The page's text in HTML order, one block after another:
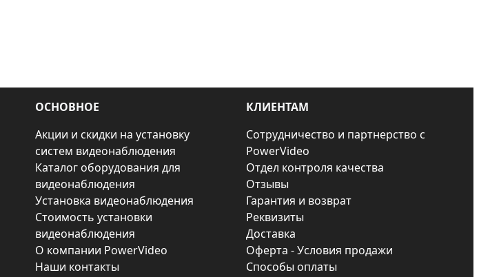
ОСНОВНОЕ
Акции и скидки на установку
систем видеонаблюдения
Каталог оборудования для
видеонаблюдения
Установка видеонаблюдения
Стоимость установки
видеонаблюдения
О компании PowerVideo
Наши контакты
КЛИЕНТАМ
Сотрудничество и партнерство с
PowerVideo
Отдел контроля качества
Отзывы
Гарантия и возврат
Реквизиты
Доставка
Оферта - Условия продажи
Способы оплаты